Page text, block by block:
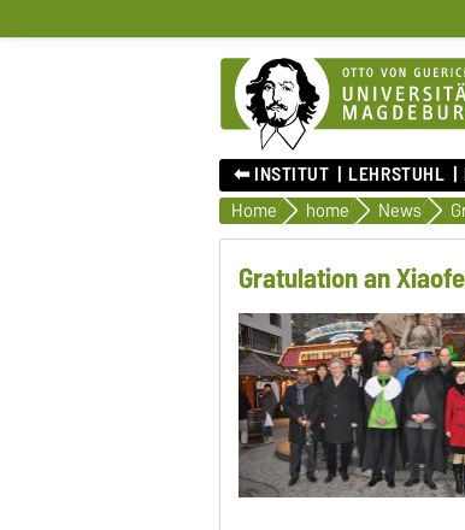
⬅︎ INSTITUT LEHRSTUHL
Home home News
Gratulation an